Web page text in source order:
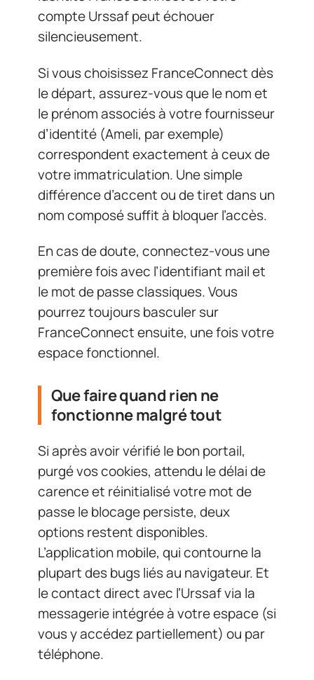
compte Urssaf peut échouer
silencieusement.
Si vous choisissez FranceConnect dès
le départ, assurez-vous que le nom et
le prénom associés à votre fournisseur
d’identité (Ameli, par exemple)
correspondent exactement à ceux de
votre immatriculation. Une simple
différence d’accent ou de tiret dans un
nom composé suffit à bloquer l’accès.
En cas de doute, connectez-vous une
première fois avec l’identifiant mail et
le mot de passe classiques. Vous
pourrez toujours basculer sur
FranceConnect ensuite, une fois votre
espace fonctionnel.
Que faire quand rien ne
fonctionne malgré tout
Si après avoir vérifié le bon portail,
purgé vos cookies, attendu le délai de
carence et réinitialisé votre mot de
passe le blocage persiste, deux
options restent disponibles.
L’application mobile, qui contourne la
plupart des bugs liés au navigateur. Et
le contact direct avec l’Urssaf via la
messagerie intégrée à votre espace (si
vous y accédez partiellement) ou par
téléphone.